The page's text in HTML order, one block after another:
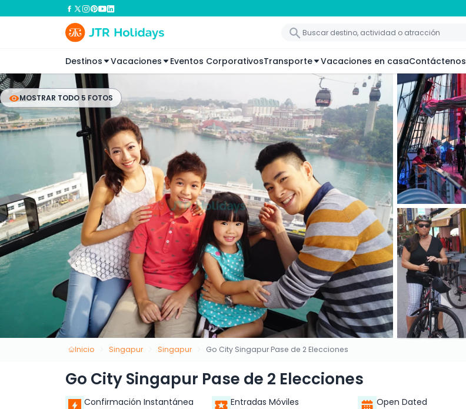
Destinos Vacaciones Eventos CorporativosTransporte Vacaciones en casaContáctenos
MOSTRAR TODO 5 FOTOS
Inicio Singapur Singapur Go City Singapur Pase de 2 Elecciones
Go City Singapur Pase de 2 Elecciones
Confirmación Instantánea Entradas Móviles Open Dated